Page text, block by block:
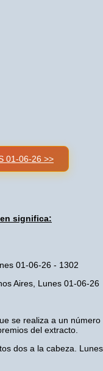
01-06-26 >>
significa:
01-06-26 - 1302
Aires, Lunes 01-06-26
se realiza a un número
del extracto.
dos a la cabeza. Lunes